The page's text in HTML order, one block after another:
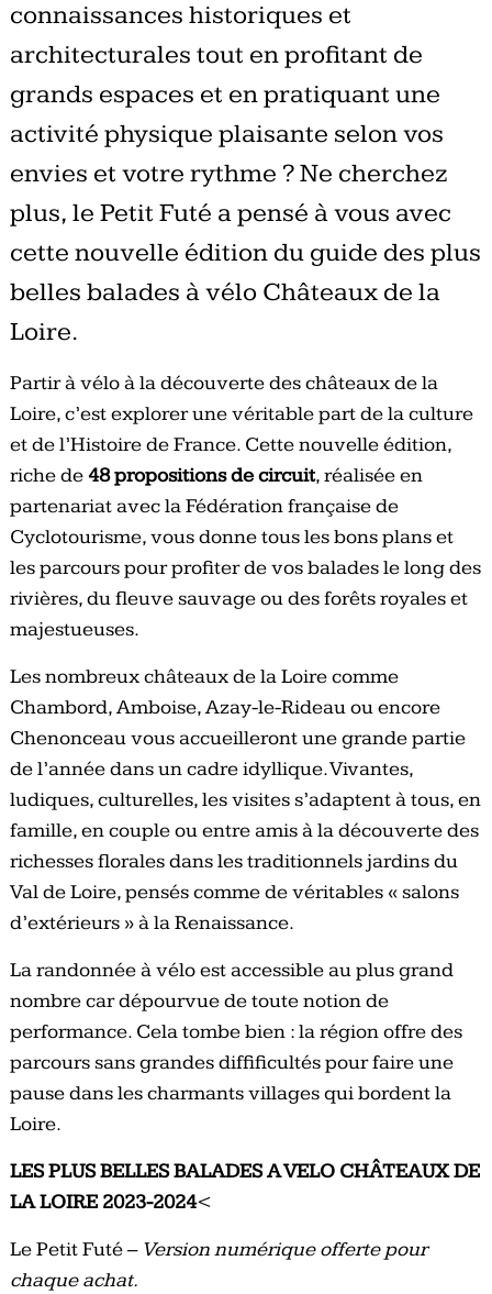
connaissances historiques et
architecturales tout en profitant de
grands espaces et en pratiquant une
activité physique plaisante selon vos
envies et votre rythme ? Ne cherchez
plus, le Petit Futé a pensé à vous avec
cette nouvelle édition du guide des plus
belles balades à vélo Châteaux de la
Loire.
Partir à vélo à la découverte des châteaux de la
Loire, c’est explorer une véritable part de la culture
et de l’Histoire de France. Cette nouvelle édition,
riche de 48 propositions de circuit, réalisée en
partenariat avec la Fédération française de
Cyclotourisme, vous donne tous les bons plans et
les parcours pour profiter de vos balades le long des
rivières, du fleuve sauvage ou des forêts royales et
majestueuses.
Les nombreux châteaux de la Loire comme
Chambord, Amboise, Azay-le-Rideau ou encore
Chenonceau vous accueilleront une grande partie
de l’année dans un cadre idyllique. Vivantes,
ludiques, culturelles, les visites s’adaptent à tous, en
famille, en couple ou entre amis à la découverte des
richesses florales dans les traditionnels jardins du
Val de Loire, pensés comme de véritables « salons
d’extérieurs » à la Renaissance.
La randonnée à vélo est accessible au plus grand
nombre car dépourvue de toute notion de
performance. Cela tombe bien : la région offre des
parcours sans grandes diffificultés pour faire une
pause dans les charmants villages qui bordent la
Loire.
LES PLUS BELLES BALADES A VELO CHÂTEAUX DE
LA LOIRE 2023-2024<
Le Petit Futé – Version numérique offerte pour
chaque achat.